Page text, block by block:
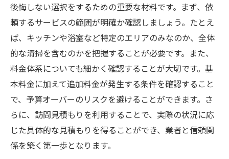
後悔しない選択をするための重要な材料です。まず、依
頼するサービスの範囲が明確か確認しましょう。たとえ
ば、キッチンや浴室など特定のエリアのみなのか、全体
的な清掃を含むのかを把握することが必要です。また、
料金体系についても細かく確認することが大切です。基
本料金に加えて追加料金が発生する条件を確認すること
で、予算オーバーのリスクを避けることができます。さ
らに、訪問見積もりを利用することで、実際の状況に応
じた具体的な見積もりを得ることができ、業者と信頼関
係を築く第一歩となります。